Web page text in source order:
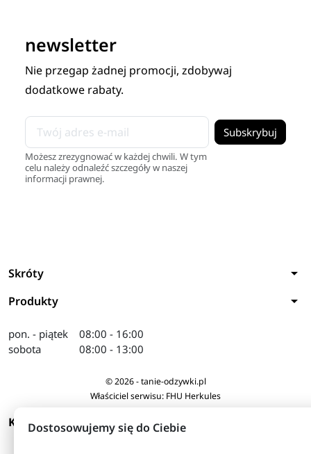
newsletter
Nie przegap żadnej promocji, zdobywaj
dodatkowe rabaty.
Możesz zrezygnować w każdej chwili. W tym
celu należy odnaleźć szczegóły w naszej
informacji prawnej.
Skróty arrow_drop_down
Produkty arrow_drop_down
pon. - piątek
sobota
08:00 - 16:00
08:00 - 13:00
© 2026 - tanie-odzywki.pl
Właściciel serwisu: FHU Herkules
KONTAKT
Dostosowujemy się do Ciebie